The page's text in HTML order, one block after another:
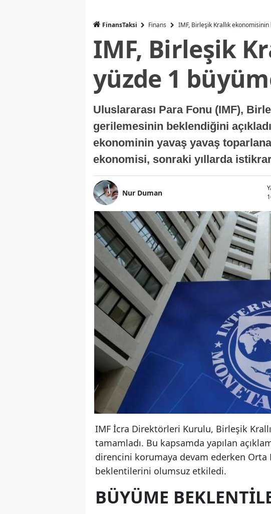
FinansTaksi Finans IMF, Birleşik Krallık
IMF, Birleşik
yüzde 1
Uluslararası Para Fonu (IMF),
gerilemesinin beklendiğini
ekonominin yavaş yavaş
ekonomisi, sonraki yıllarda
Nur Duman
IMF İcra Direktörleri Kurulu, Birleşik
tamamladı. Bu kapsamda yapılan
direncini korumaya devam ederken Orta
beklentilerini olumsuz etkiledi.
BÜYÜME